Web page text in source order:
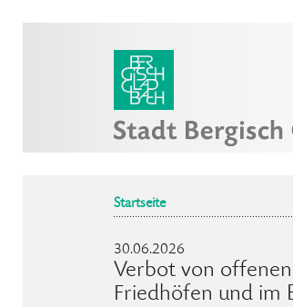
Startseite
30.06.2026
Verbot von
Friedhöfen und im